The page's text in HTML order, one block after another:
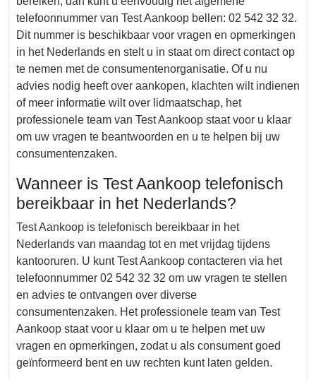
telefoonnummer van Test Aankoop bellen: 02 542 32 32.
Dit nummer is beschikbaar voor vragen en opmerkingen
in het Nederlands en stelt u in staat om direct contact op
te nemen met de consumentenorganisatie. Of u nu
advies nodig heeft over aankopen, klachten wilt indienen
of meer informatie wilt over lidmaatschap, het
professionele team van Test Aankoop staat voor u klaar
om uw vragen te beantwoorden en u te helpen bij uw
consumentenzaken.
Wanneer is Test Aankoop telefonisch
bereikbaar in het Nederlands?
Test Aankoop is telefonisch bereikbaar in het
Nederlands van maandag tot en met vrijdag tijdens
kantooruren. U kunt Test Aankoop contacteren via het
telefoonnummer 02 542 32 32 om uw vragen te stellen
en advies te ontvangen over diverse
consumentenzaken. Het professionele team van Test
Aankoop staat voor u klaar om u te helpen met uw
vragen en opmerkingen, zodat u als consument goed
geïnformeerd bent en uw rechten kunt laten gelden.